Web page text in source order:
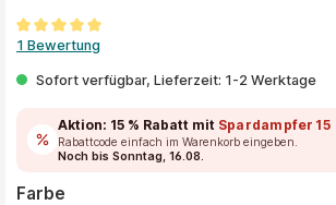
Durchschnittliche Bewertung von 5 von 5 Sternen
1 Bewertung
Sofort verfügbar, Lieferzeit: 1-2 Werktage
Aktion: 15 % Rabatt mit Spardampfer15
Rabattcode einfach im Warenkorb eingeben.
Noch bis Sonntag, 16.08.
Farbe